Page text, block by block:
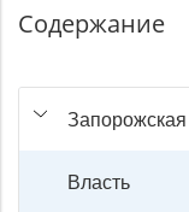
Содержание
Власть